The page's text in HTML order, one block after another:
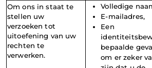
Om ons in staat te
stellen uw
verzoeken tot
uitoefening van uw
rechten te
verwerken.
Volledige
E-mailadres,
Een
bepaalde
om er zeker